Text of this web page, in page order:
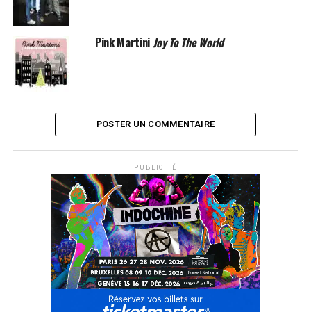
Pink MartiniJoy To The World
POSTER UN COMMENTAIRE
PUBLICITÉ